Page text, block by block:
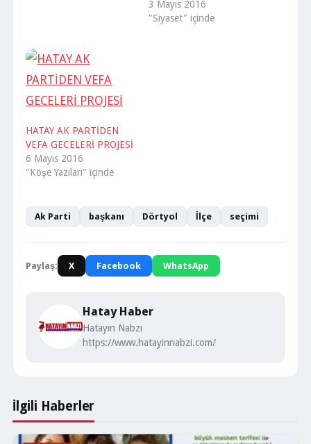
3 Mayıs 2016
"Siyaset" içinde
HATAY AK PARTİDEN
VEFA GECELERİ PROJESİ
6 Mayıs 2016
"Köşe Yazıları" içinde
Ak Parti başkanı Dörtyol İlçe seçimi
Paylaş: X Facebook WhatsApp
Hatay Haber
Hatayın Nabzı
https://www.hatayinnabzi.com/
İlgili Haberler